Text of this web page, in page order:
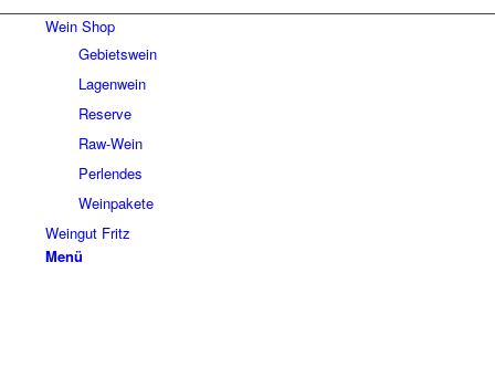
Wein Shop
Gebietswein
Lagenwein
Reserve
Raw-Wein
Perlendes
Weinpakete
Weingut Fritz
Menü